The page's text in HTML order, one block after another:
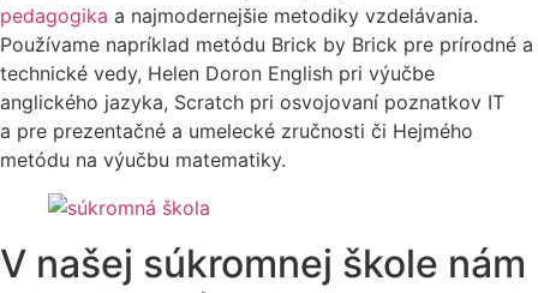
pedagogika a najmodernejšie metodiky vzdelávania.
Používame napríklad metódu Brick by Brick pre prírodné a
technické vedy, Helen Doron English pri výučbe
anglického jazyka, Scratch pri osvojovaní poznatkov IT
a pre prezentačné a umelecké zručnosti či Hejmého
metódu na výučbu matematiky.
V našej súkromnej škole nám